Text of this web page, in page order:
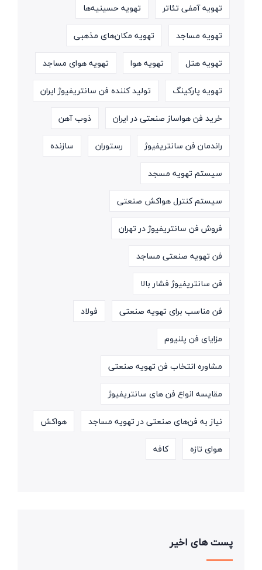
تهویه آمفی تئاتر
تهویه حسینیه‌ها
تهویه مساجد
تهویه مکان‌های مذهبی
تهویه هتل
تهویه هوا
تهویه هوای مساجد
تهویه پارکینگ
تولید کننده فن سانتریفیوژ ایران
خرید فن هواساز صنعتی در ایران
ذوب آهن
راندمان فن سانتریفیوژ
رستوران
سازنده
سیستم تهویه مسجد
سیستم کنترل هواکش صنعتی
فروش فن سانتریفیوژ در تهران
فن تهویه صنعتی مساجد
فن سانتریفیوژ فشار بالا
فن مناسب برای تهویه صنعتی
فولاد
مزایای فن پلنیوم
مشاوره انتخاب فن تهویه صنعتی
مقایسه انواع فن های سانتریفیوژ
نیاز به فن‌های صنعتی در تهویه مساجد
هواکش
هوای تازه
کافه
پست های اخیر